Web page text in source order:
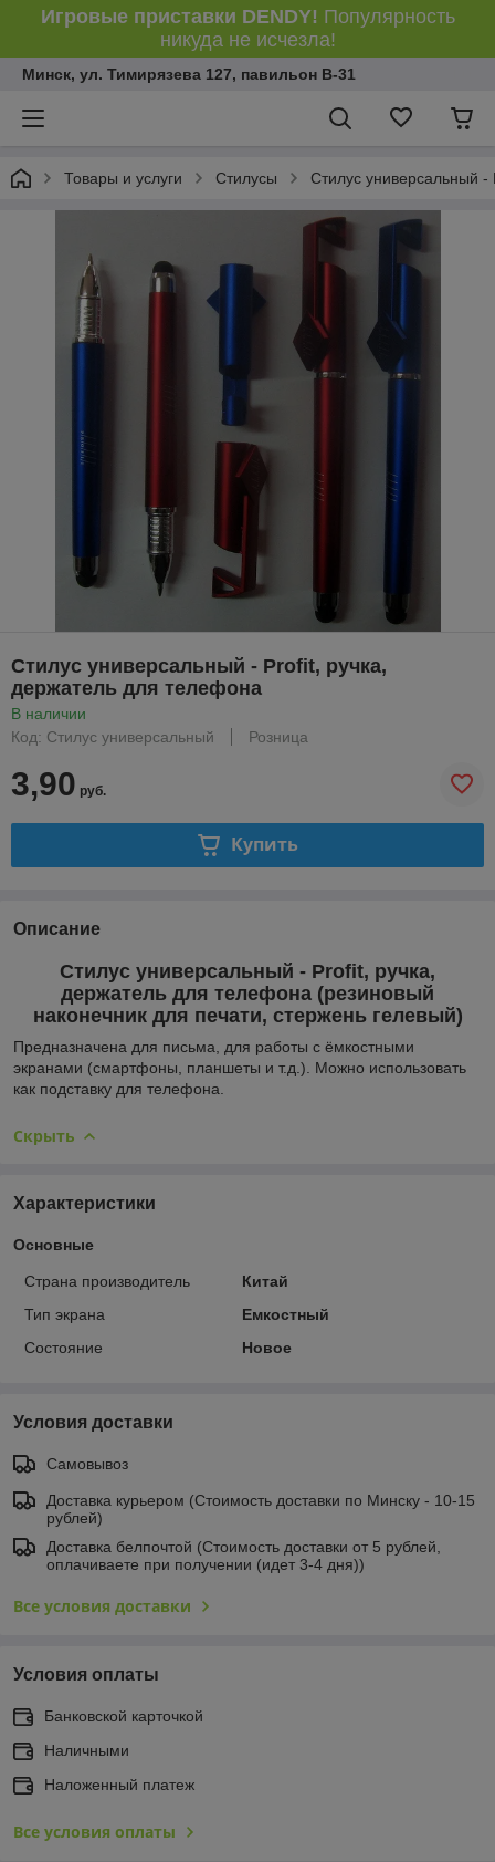
Игровые приставки DENDY! Популярность
никуда не исчезла!
Минск, ул. Тимирязева 127, павильон В-31
Товары и услуги Стилусы Стилус универсальный
Стилус универсальный - Profit, ручка,
держатель для телефона
В наличии
Код: Стилус универсальный
Розница
3,90 руб.
Купить
Описание
Стилус универсальный - Profit, ручка,
держатель для телефона (резиновый
наконечник для печати, стержень гелевый)
Предназначена для письма, для работы с ёмкостными
экранами (смартфоны, планшеты и т.д.). Можно использовать
как подставку для телефона.
Скрыть
Характеристики
Основные
Страна производитель
Китай
Тип экрана
Емкостный
Состояние
Новое
Условия доставки
Самовывоз
Доставка курьером (Стоимость доставки по Минску - 10-15
рублей)
Доставка белпочтой (Стоимость доставки от 5 рублей,
оплачиваете при получении (идет 3-4 дня))
Все условия доставки
Условия оплаты
Банковской карточкой
Наличными
Наложенный платеж
Все условия оплаты